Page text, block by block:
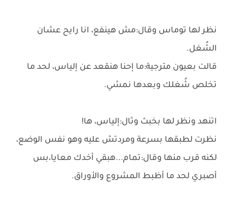
نظر لها توماس وقال:مش هينفع، انا رايح عشان
الشُغل.
قالت بعيون مترجية:ما إحنا هنقعد عن إلياس، لحد ما
تخلص شُغلك وبعدها نمشي.
اتنهد ونظر لها بخبث وثال:إلياس، ها!
نظرت لطبقها بسرعة ومردتش عليه وهو نفس الوضع،
لكنه قرب منها وقال:تمام...هبقي أخدك معايا،بس
أصبري لحد ما أظبط المشروع والأوراق.